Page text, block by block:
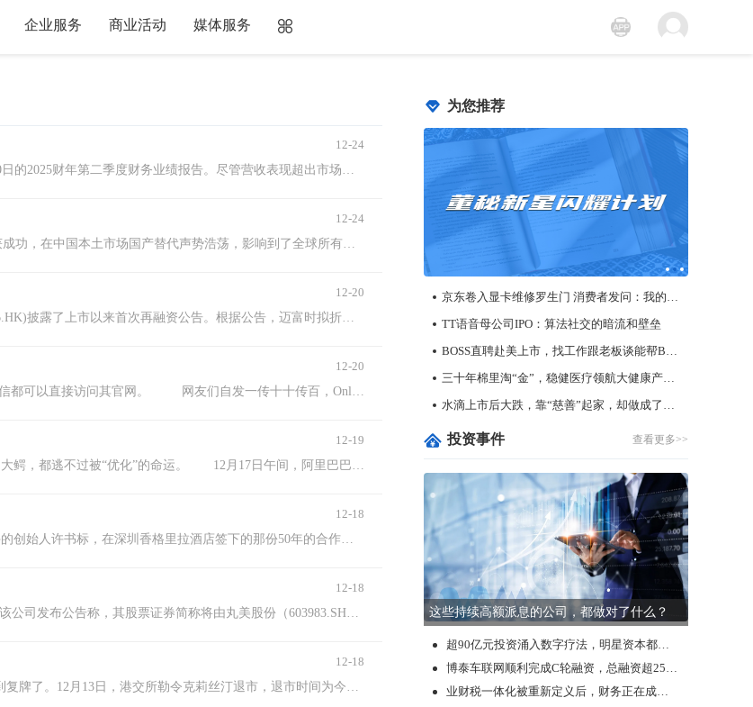
企业服务 商业活动 媒体服务
12-24
美东时间12月19日,全球运动服装巨头耐克（NKE.US）公布了截至11月30日的2025财年第二季度财务业绩报告。尽管营收表现超出市场预期，但利润跌势远超营收，以及下调第三财季的指引，给市场带来了一丝凉意。
12-24
2024年三季度，全球汽车行业剧烈动荡，中国汽车公司的新能源转型大获成功，在中国本土市场国产替代声势浩荡，影响到了全球所有的汽车公司的业绩。这些海外的汽车巨头，即使靠政治力量，在各个大洲砌起保护高墙，力保发达国家地区市场不被攻破，也无法挽救集团整体的业绩大降。
12-20
12月18日早间，中国最大的营销和销售SaaS解决方案提供商迈富时(02556.HK)披露了上市以来首次再融资公告。根据公告，迈富时拟折让约0.45%配售最多100万股新股份予六名独立第三方投资者，配售所得款项净额将约为1.095亿港元。
12-20
最近全球知名的成人网站Onlyfans在国内解禁让网友们纷纷震惊，甚至微信都可以直接访问其官网。 网友们自发一传十十传百，Onlyfans的名号让网友们躁动不安。 &n
12-19
文 / 一灯 每年年末，都是裁员潮的高发时期。只是没想到连零售大鳄，都逃不过被“优化”的命运。 12月17日午间，阿里巴巴在港交所发布公告称，公司与另一...
12-18
文 / 五行 70岁的严彬应该做梦都没想到，30年前，他与泰国红牛的创始人许书标，在深圳香格里拉酒店签下的那份50年的合作协议，居然会在履行不到一半的时间...
12-18
文 / 七公 刚刚，丸美向资本市场放了个“大招”。 12月12日，该公司发布公告称，其股票证券简称将由丸美股份（603983.SH）变更为丸美生物。图源...
12-18
港股“烘焙第一股”克莉丝汀(01210.HK)自去年4月初停牌后，却再也等不到复牌了。12月13日，港交所勒令克莉丝汀退市，退市时间为今年12月27日。这也意味着，接近13年的上市之路，克莉丝汀将宣告终结。
为您推荐
京东卷入显卡维修罗生门 消费者发问：我的显卡到底在哪？
TT语音母公司IPO：算法社交的暗流和壁垒
BOSS直聘赴美上市，找工作跟老板谈能帮BOSS直聘走多远？
三十年棉里淘“金”，稳健医疗领航大健康产业新格局
水滴上市后大跌，靠“慈善”起家，却做成了保险生意
投资事件 查看更多>>
这些持续高额派息的公司，都做对了什么？
超90亿元投资涌入数字疗法，明星资本都在怎么投？
博泰车联网顺利完成C轮融资，总融资超25亿元
业财税一体化被重新定义后，财务正在成为数字化的“超级入口”